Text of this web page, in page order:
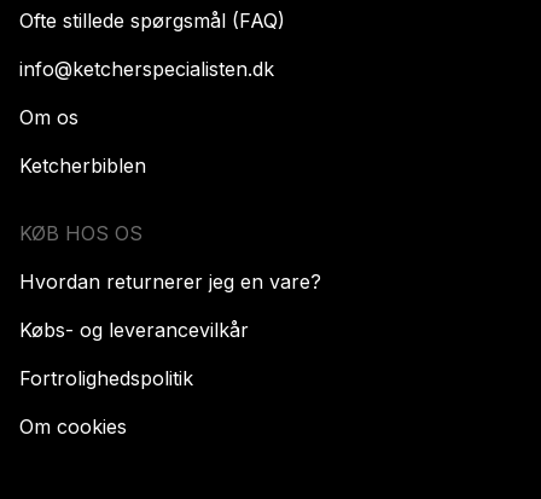
Ofte stillede spørgsmål (FAQ)
info@ketcherspecialisten.dk
Om os
Ketcherbiblen
KØB HOS OS
Hvordan returnerer jeg en vare?
Købs- og leverancevilkår
Fortrolighedspolitik
Om cookies